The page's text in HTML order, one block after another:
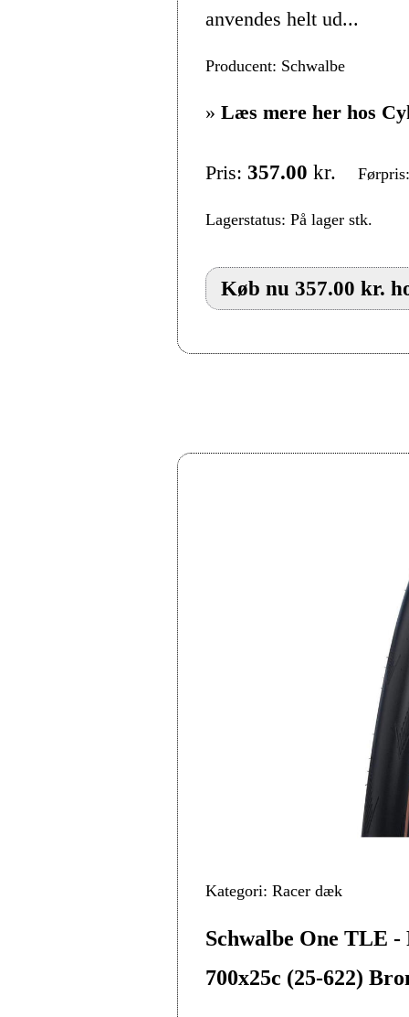
anvendes helt ud...
Producent: Schwalbe
» Læs mere her hos
Pris: 357.00 kr.
Lagerstatus: På lager stk.
Køb nu 357.00 kr.
Kategori: Racer dæk
Schwalbe One TLE
700x25c (25-622)